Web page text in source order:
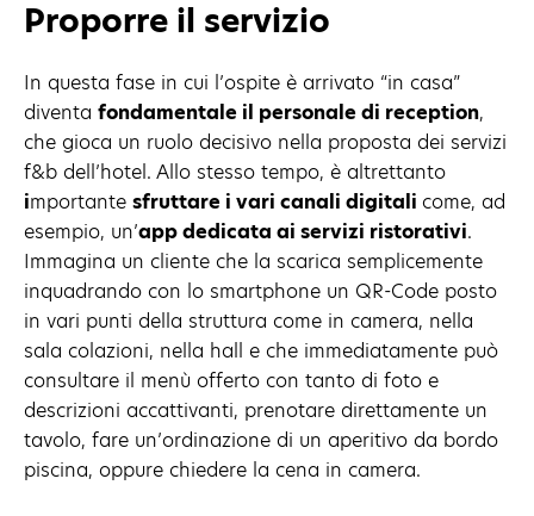
Proporre il servizio
In questa fase in cui l’ospite è arrivato “in casa”
diventa fondamentale il personale di reception,
che gioca un ruolo decisivo nella proposta dei servizi
f&b dell’hotel. Allo stesso tempo, è altrettanto
importante sfruttare i vari canali digitali come, ad
esempio, un’app dedicata ai servizi ristorativi.
Immagina un cliente che la scarica semplicemente
inquadrando con lo smartphone un QR-Code posto
in vari punti della struttura come in camera, nella
sala colazioni, nella hall e che immediatamente può
consultare il menù offerto con tanto di foto e
descrizioni accattivanti, prenotare direttamente un
tavolo, fare un’ordinazione di un aperitivo da bordo
piscina, oppure chiedere la cena in camera.